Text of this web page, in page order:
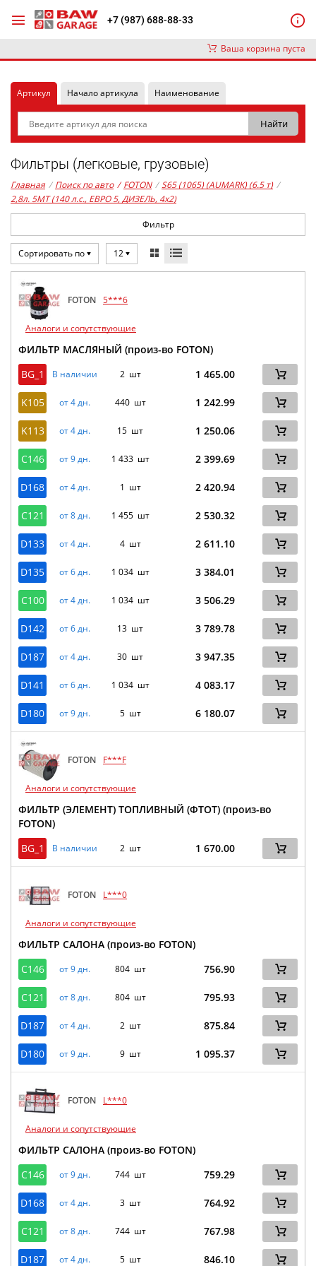
+7 (987) 688-88-33
Ваша корзина пуста
Артикул Начало артикула Наименование
Фильтры (легковые, грузовые)
Главная / Поиск по авто / FOTON / S65 (1065) (AUMARK) (6.5 т) /
2,8л. 5MT (140 л.с., ЕВРО 5, ДИЗЕЛЬ, 4x2)
Фильтр
Сортировать по 12
FOTON 5***6
Аналоги и сопутствующие
ФИЛЬТР МАСЛЯНЫЙ (произ-во FOTON)
BG_1
В наличии 2 шт 1 465.00
K105 от 4 дн. 440 шт 1 242.99
K113 от 4 дн. 15 шт 1 250.06
C146 от 9 дн. 1 433 шт 2 399.69
D168 от 4 дн. 1 шт 2 420.94
C121 от 8 дн. 1 455 шт 2 530.32
D133 от 4 дн. 4 шт 2 611.10
D135 от 6 дн. 1 034 шт 3 384.01
C100 от 4 дн. 1 034 шт 3 506.29
D142 от 6 дн. 13 шт 3 789.78
D187 от 4 дн. 30 шт 3 947.35
D141 от 6 дн. 1 034 шт 4 083.17
D180 от 9 дн. 5 шт 6 180.07
FOTON F***F
Аналоги и сопутствующие
ФИЛЬТР (ЭЛЕМЕНТ) ТОПЛИВНЫЙ (ФТОТ) (произ-во
FOTON)
BG_1
В наличии 2 шт 1 670.00
FOTON L***0
Аналоги и сопутствующие
ФИЛЬТР САЛОНА (произ-во FOTON)
C146
от 9 дн. 804 шт 756.90
C121 от 8 дн. 804 шт 795.93
D187 от 4 дн. 2 шт 875.84
D180 от 9 дн. 9 шт 1 095.37
FOTON L***0
Аналоги и сопутствующие
ФИЛЬТР САЛОНА (произ-во FOTON)
C146
от 9 дн. 744 шт 759.29
D168 от 4 дн. 3 шт 764.92
C121 от 8 дн. 744 шт 767.98
D187 от 4 дн. 5 шт 846.10